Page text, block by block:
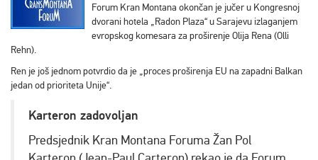
Forum Kran Montana okončan je jučer u Kongresnoj
dvorani hotela „Radon Plaza“ u Sarajevu izlaganjem
evropskog komesara za proširenje Olija Rena (Olli
Rehn).
Ren je još jednom potvrdio da je „proces proširenja EU na zapadni Balkan
jedan od prioriteta Unije“.
Karteron zadovoljan
Predsjednik Kran Montana Foruma Žan Pol